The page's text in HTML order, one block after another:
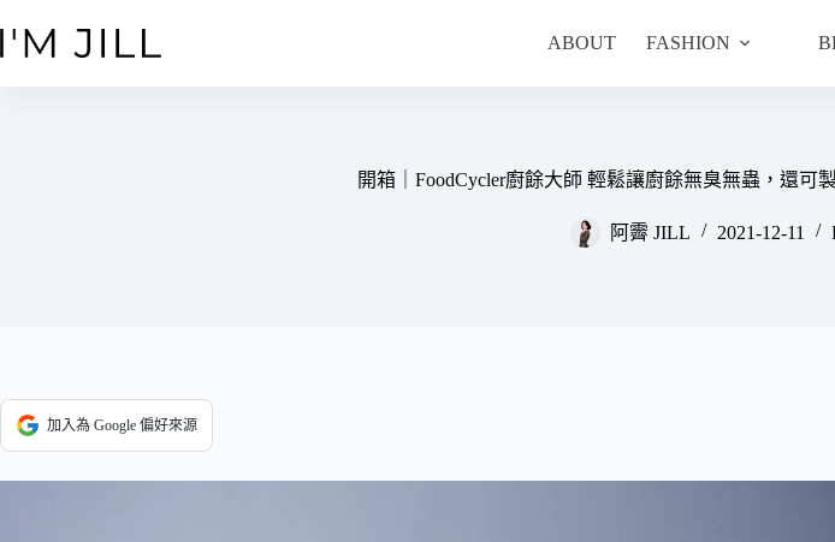
至
ABOUT FASHION
開箱｜FoodCycler廚餘大師 輕鬆讓廚餘無臭無蟲，還可
阿霽 JILL 2021-12-11
加入為 Google 偏好來源